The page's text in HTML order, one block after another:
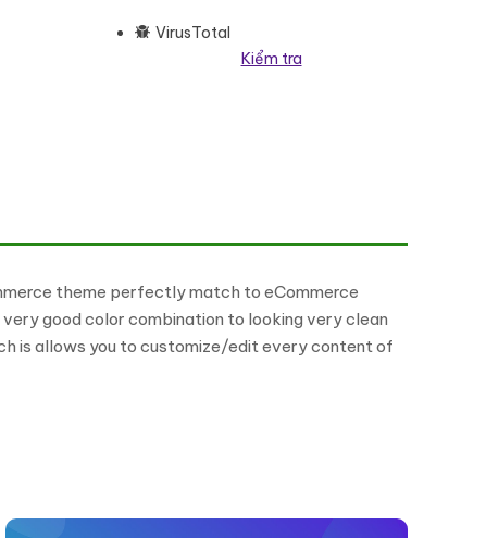
VirusTotal
Kiểm tra
theme perfectly match to eCommerce
good color combination to looking very clean
is allows you to customize/edit every content of